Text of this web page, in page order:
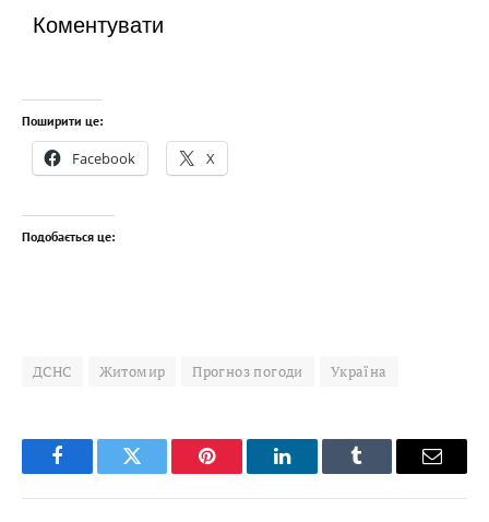
Коментувати
Поширити це:
Facebook X
Подобається це:
ДСНС Житомир Прогноз погоди Україна
FacebookTwitter Pinterest LinkedInTumblr Email